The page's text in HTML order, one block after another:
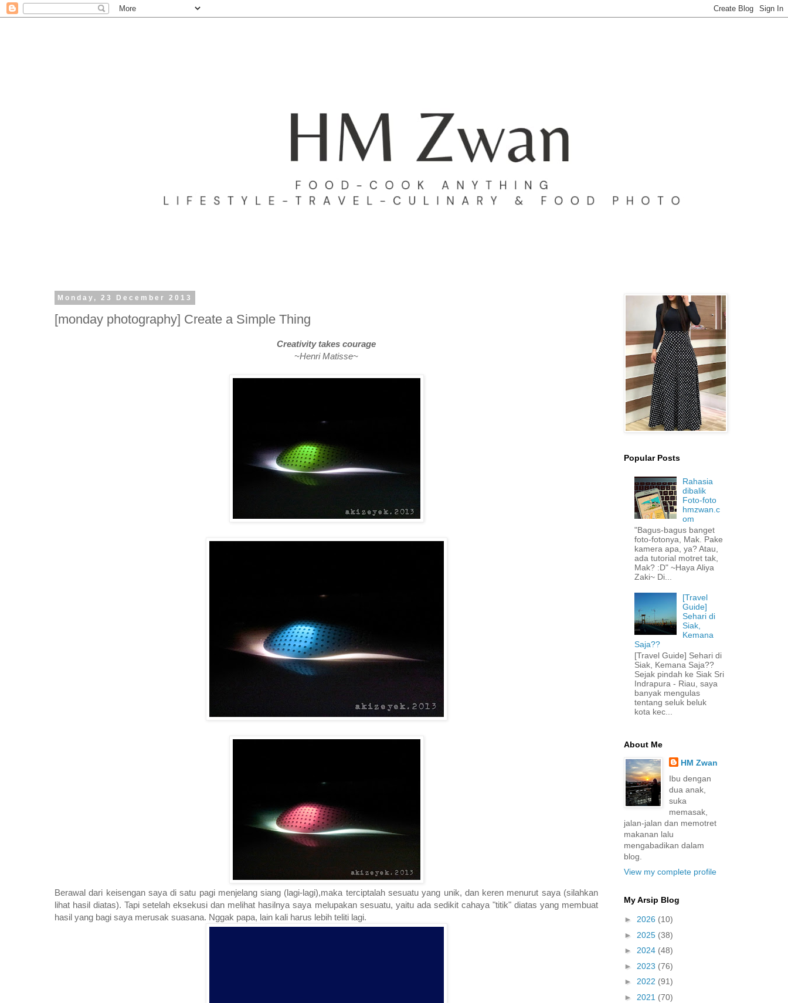
Monday, 23 December 2013
[monday photography] Create a Simple Thing
Creativity takes courage
~Henri Matisse~
Berawal dari keisengan saya di satu pagi menjelang siang (lagi-lagi),maka terciptalah sesuatu yang unik, dan keren menurut saya (silahkan
lihat hasil diatas). Tapi setelah eksekusi dan melihat hasilnya saya melupakan sesuatu, yaitu ada sedikit cahaya "titik" diatas yang membuat
hasil yang bagi saya merusak suasana. Nggak papa, lain kali harus lebih teliti lagi.
Popular Posts
Rahasia
dibalik
Foto-foto
hmzwan.c
om
"Bagus-bagus banget
foto-fotonya, Mak. Pake
kamera apa, ya? Atau,
ada tutorial motret tak,
Mak? :D" ~Haya Aliya
Zaki~ Di...
[Travel
Guide]
Sehari di
Siak,
Kemana
Saja??
[Travel Guide] Sehari di
Siak, Kemana Saja??
Sejak pindah ke Siak Sri
Indrapura - Riau, saya
banyak mengulas
tentang seluk beluk
kota kec...
About Me
HM Zwan
Ibu dengan
dua anak,
suka
memasak,
jalan-jalan dan memotret
makanan lalu
mengabadikan dalam
blog.
View my complete profile
My Arsip Blog
► 2026 (10)
► 2025 (38)
► 2024 (48)
► 2023 (76)
► 2022 (91)
► 2021 (70)